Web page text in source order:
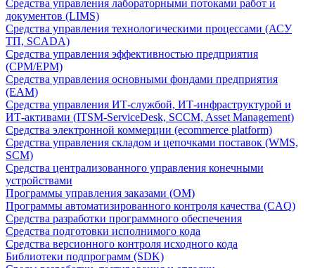
Средства управления лабораторными потоками работ и
документов (LIMS)
Средства управления технологическими процессами (АСУ
ТП, SCADA)
Средства управления эффективностью предприятия
(CPM/EPM)
Средства управления основными фондами предприятия
(EAM)
Средства управления ИТ-службой, ИТ-инфраструктурой и
ИТ-активами (ITSM-ServiceDesk, SCCM, Asset Management)
Средства электронной коммерции (ecommerce platform)
Средства управления складом и цепочками поставок (WMS,
SCM)
Средства централизованного управления конечными
устройствами
Программы управления заказами (OM)
Программы автоматизированного контроля качества (CAQ)
Средства разработки программного обеспечения
Средства подготовки исполнимого кода
Средства версионного контроля исходного кода
Библиотеки подпрограмм (SDK)